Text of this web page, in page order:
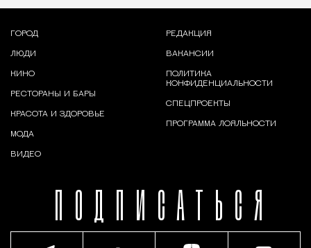
ПОДПИСАТЬСЯ
ГОРОД
ЛЮДИ
КИНО
РЕСТОРАНЫ И БАРЫ
КРАСОТА И ЗДОРОВЬЕ
МОДА
ВИДЕО
РЕДАКЦИЯ
ВАКАНСИИ
ПОЛИТИКА
КОНФИДЕНЦИАЛЬНОСТИ
СПЕЦПРОЕКТЫ
ПРОГРАММА ЛОЯЛЬНОСТИ